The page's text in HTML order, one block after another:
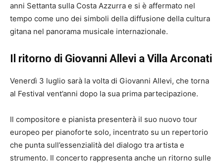
anni Settanta sulla Costa Azzurra e si è affermato nel
tempo come uno dei simboli della diffusione della cultura
gitana nel panorama musicale internazionale.
Il ritorno di Giovanni Allevi a Villa Arconati
Venerdì 3 luglio sarà la volta di Giovanni Allevi, che torna
al Festival vent’anni dopo la sua prima partecipazione.
Il compositore e pianista presenterà il suo nuovo tour
europeo per pianoforte solo, incentrato su un repertorio
che punta sull’essenzialità del dialogo tra artista e
strumento. Il concerto rappresenta anche un ritorno sulle